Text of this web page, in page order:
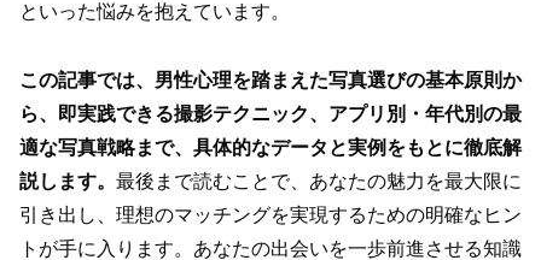
といった悩みを抱えています。
この記事では、男性心理を踏まえた写真選びの基本原則か
ら、即実践できる撮影テクニック、アプリ別・年代別の最
適な写真戦略まで、具体的なデータと実例をもとに徹底解
説します。 最後まで読むことで、あなたの魅力を最大限に
引き出し、理想のマッチングを実現するための明確なヒン
トが手に入ります。あなたの出会いを一歩前進させる知識